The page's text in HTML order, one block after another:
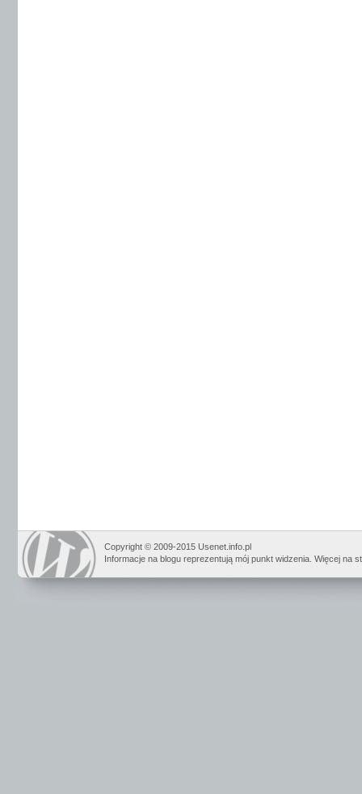
Copyright © 2009-2015 Usenet.info.pl
Informacje na blogu reprezentują mój punkt widzenia. Więcej na